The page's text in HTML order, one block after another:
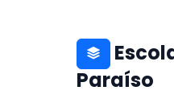
Paraíso